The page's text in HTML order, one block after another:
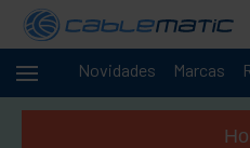
Novidades Marcas
Cabos -